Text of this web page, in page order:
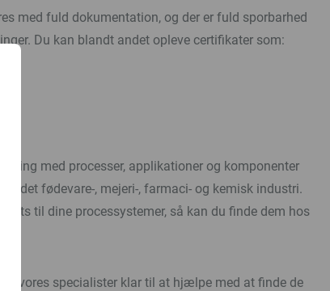
med fuld dokumentation, og der er fuld sporbarhed
Du kan blandt andet opleve certifikater som:
med processer, applikationer og komponenter
fødevare-, mejeri-, farmaci- og kemisk industri.
til dine processystemer, så kan du finde dem hos
vores specialister klar til at hjælpe med at finde de